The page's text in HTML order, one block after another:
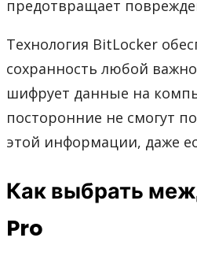
предотвращает
Технология BitLocker
сохранность любой
шифрует данные на
посторонние не смогут
этой информации, даже
Как выбрать
Pro